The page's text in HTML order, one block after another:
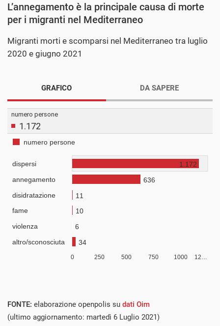
L’annegamento è la principale causa di morte
per i migranti nel Mediterraneo
Migranti morti e scomparsi nel Mediterraneo tra luglio
2020 e giugno 2021
GRAFICO DA SAPERE
FONTE: elaborazione openpolis su dati Oim
(ultimo aggiornamento: martedì 6 Luglio 2021)